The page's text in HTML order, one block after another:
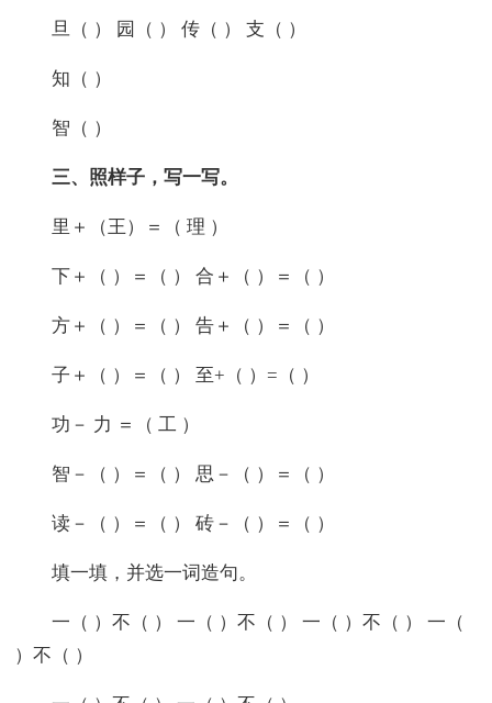
旦（ ） 园（ ） 传（ ） 支（ ）
知（ ）
智（ ）
三、照样子，写一写。
里＋（王）＝（ 理 ）
下＋（ ）＝（ ） 合＋（ ）＝（ ）
方＋（ ）＝（ ） 告＋（ ）＝（ ）
子＋（ ）＝（ ） 至+（ ）=（ ）
功－ 力 ＝（ 工 ）
智－（ ）＝（ ） 思－（ ）＝（ ）
读－（ ）＝（ ） 砖－（ ）＝（ ）
填一填，并选一词造句。
一（ ）不（ ） 一（ ）不（ ） 一（ ）不（ ） 一（
）不（ ）